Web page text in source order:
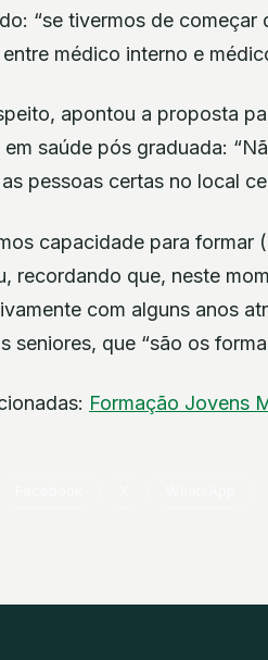
“se tivermos de
médico interno e
apontou a proposta
saúde pós graduada:
pessoas certas no local
capacidade para
recordando que, neste
com alguns anos
seniores, que “são os
Formação Jovens